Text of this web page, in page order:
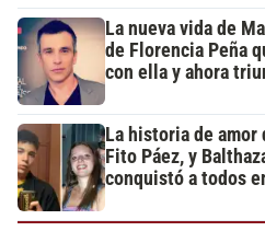
La nueva vida de
de Florencia Peña
con ella y ahora
La historia de
Fito Páez, y
conquistó a todos